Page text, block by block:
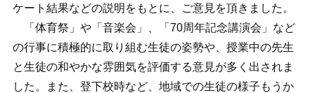
ケート結果などの説明をもとに、ご意見を頂きました。
「体育祭」や「音楽会」、「70周年記念講演会」など
の行事に積極的に取り組む生徒の姿勢や、授業中の先生
と生徒の和やかな雰囲気を評価する意見が多く出されま
した。また、登下校時など、地域での生徒の様子もうか